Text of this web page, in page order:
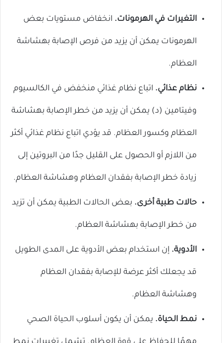
التغيرات في الهرمونات. انخفاض مستويات بعض
الهرمونات يمكن أن يزيد من فرص الإصابة بهشاشة
العظام.
نظام عذائي. اتباع نظام غذائي منخفض في الكالسيوم
وفيتامين (د) يمكن أن يزيد من خطر الإصابة بهشاشة
العظام وكسور العظام. قد يؤدي اتباع نظام غذائي أكثر
من اللازم أو الحصول على القليل جدًا من البروتين إلى
زيادة خطر الإصابة بفقدان العظام وهشاشة العظام.
حالات طبية أخرى. بعض الحالات الطبية يمكن أن تزيد
من خطر الإصابة بهشاشة العظام.
الأدوية. إن استخدام بعض الأدوية على المدى الطويل
قد يجعلك أكثر عرضة للإصابة بفقدان العظام
وهشاشة العظام.
نمط الحياة. يمكن أن يكون أسلوب الحياة الصحي